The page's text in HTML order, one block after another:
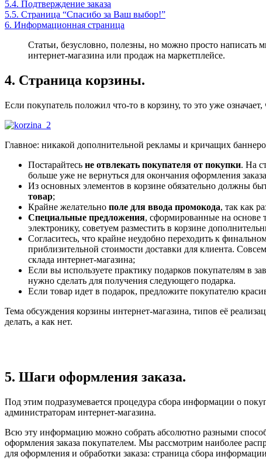
5.4. Подтверждение заказа
5.5. Страница “Спасибо за Ваш выбор!”
6. Информационная страница
Статьи, безусловно, полезны, но можно просто написать
интернет-магазина или продаж на маркетплейсе.
4. Страница корзины.
Если покупатель положил что-то в корзину, то это уже
Главное: никакой дополнительной рекламы и кричащих
Постарайтесь не отвлекать покупателя от покупки. На
больше уже не вернуться для окончания оформления
Из основных элементов в корзине обязательно должны
товар;
Крайне желательно поле для ввода промокода, так как
Специальные предложения, сформированные на основе
электронику, советуем разместить в корзине
Согласитесь, что крайне неудобно переходить к
приблизительной стоимости доставки для клиента.
склада интернет-магазина;
Если вы используете практику подарков покупателям в
нужно сделать для получения следующего подарка.
Если товар идет в подарок, предложите покупателю
Тема обсуждения корзины интернет-магазина, типов её
делать, а как нет.
5. Шаги оформления заказа.
Под этим подразумевается процедура сбора информации о
администраторам интернет-магазина.
Всю эту информацию можно собрать абсолютно разными
оформления заказа покупателем. Мы рассмотрим наиболее
для оформления и обработки заказа: страница сбора